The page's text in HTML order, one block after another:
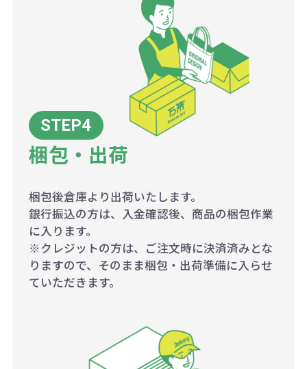
梱包・出荷
梱包後倉庫より出荷いたします。
銀行振込の方は、入金確認後、商品の梱包作業
に入ります。
※クレジットの方は、ご注文時に決済済みとな
りますので、そのまま梱包・出荷準備に入らせ
ていただきます。